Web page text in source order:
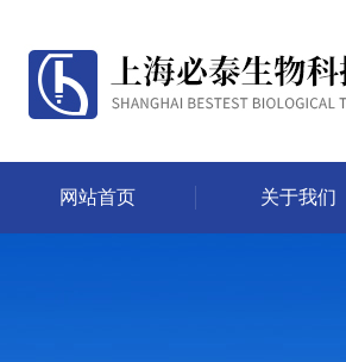
网站首页 关于我们